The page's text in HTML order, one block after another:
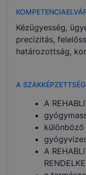
Kézügyesség,
precizitás,
határozottság,
A
A
A